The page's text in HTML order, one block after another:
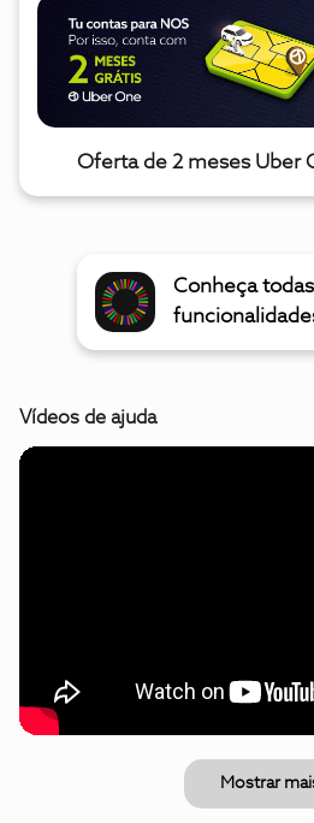
Oferta de 2 meses Uber
Conheça
Vídeos de ajuda
Mostrar